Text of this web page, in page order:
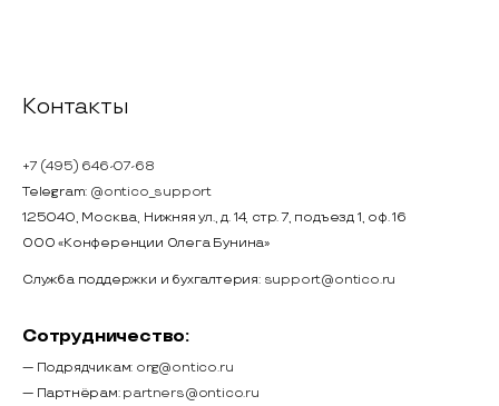
Контакты
+7 (495) 646-07-68
Telegram: @ontico_support
125040, Москва, Нижняя ул., д. 14, стр. 7, подъезд 1, оф. 16
ООО «Конференции Олега Бунина»
Служба поддержки и бухгалтерия: support@ontico.ru
Сотрудничество:
— Подрядчикам: org@ontico.ru
— Партнёрам: partners@ontico.ru